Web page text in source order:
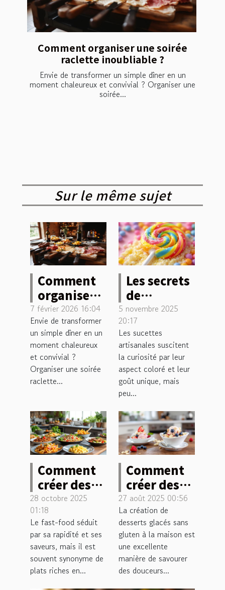
Comment organiser une soirée
raclette inoubliable ?
Envie de transformer un simple dîner en un
moment chaleureux et convivial ? Organiser une
soirée...
Sur le même sujet
Comment
organiser
une soirée
raclette
inoubliable
?
7 février 2026 16:04
Envie de transformer
un simple dîner en un
moment chaleureux
et convivial ?
Organiser une soirée
raclette...
Les secrets
de
fabrication
des
sucettes
artisanales
révélés
5 novembre 2025
20:17
Les sucettes
artisanales suscitent
la curiosité par leur
aspect coloré et leur
goût unique, mais
peu...
Comment
créer des
plats de
fast-food
sains chez
soi ?
28 octobre 2025
01:18
Le fast-food séduit
par sa rapidité et ses
saveurs, mais il est
souvent synonyme de
plats riches en...
Comment
créer des
desserts
glacés sans
gluten à la
maison ?
27 août 2025 00:56
La création de
desserts glacés sans
gluten à la maison est
une excellente
manière de savourer
des douceurs...